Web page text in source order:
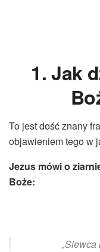
1. Jak
To jest dość znany
objawieniem tego w
Jezus mówi o
Boże:
„Siewca